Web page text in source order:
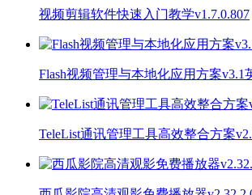
视频剪辑软件快速入门教学v1.7.0.807
Flash视频管理与本地化应用方案v3.1
TeleList通讯管理工具高效整合方案